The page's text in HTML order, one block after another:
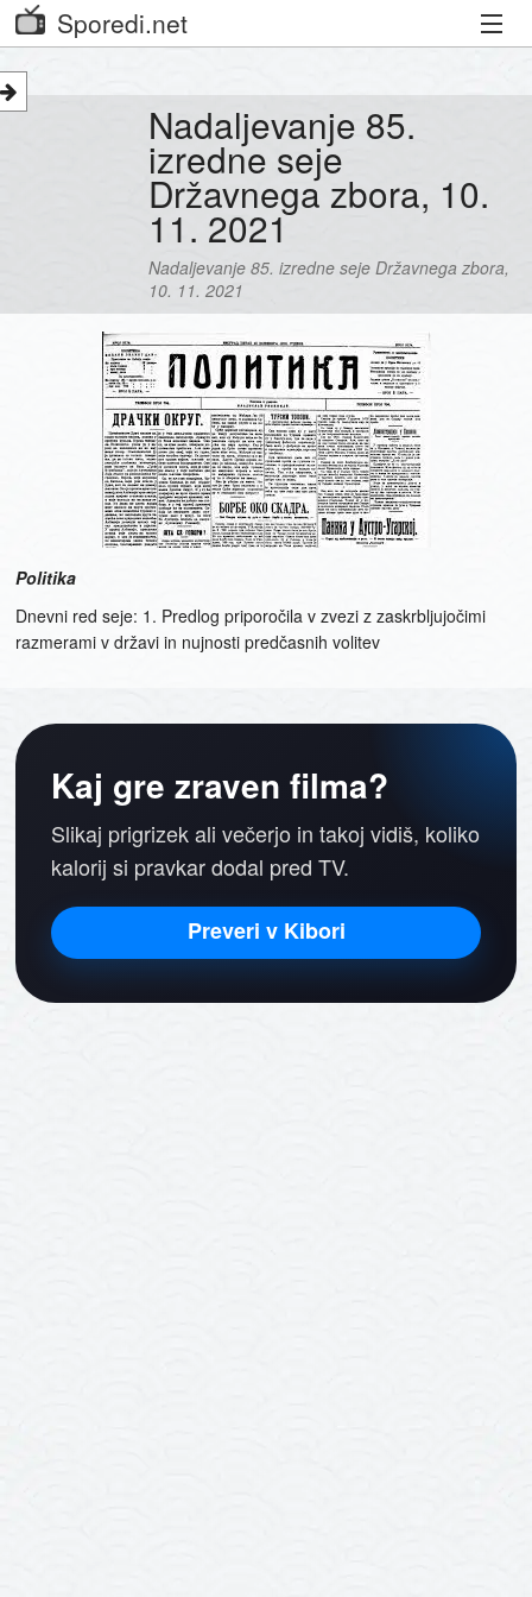
Sporedi.net
Priljubljeni kanali
Seznam kanalov
Seznam Oddaj
Nadaljevanje 85.
izredne seje
Državnega zbora, 10.
11. 2021
Nadaljevanje 85. izredne seje Državnega zbora,
10. 11. 2021
Politika
Dnevni red seje: 1. Predlog priporočila v zvezi z zaskrbljujočimi
razmerami v državi in nujnosti predčasnih volitev
Kaj gre zraven filma?
Slikaj prigrizek ali večerjo in takoj vidiš, koliko
kalorij si pravkar dodal pred TV.
Preveri v Kibori